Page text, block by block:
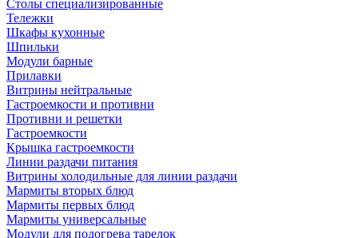
Столы специализированные
Тележки
Шкафы кухонные
Шпильки
Модули барные
Прилавки
Витрины нейтральные
Гастроемкости и противни
Противни и решетки
Гастроемкости
Крышка гастроемкости
Линии раздачи питания
Витрины холодильные для линии раздачи
Мармиты вторых блюд
Мармиты первых блюд
Мармиты универсальные
Модули для подогрева тарелок